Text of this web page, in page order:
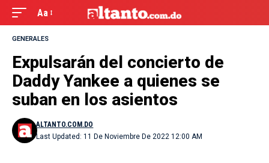
Aa
GENERALES
Expulsarán del concierto de
Daddy Yankee a quienes se
suban en los asientos
Last Updated: 11 De Noviembre De 2022 12:00 AM
ALTANTO.COM.DO